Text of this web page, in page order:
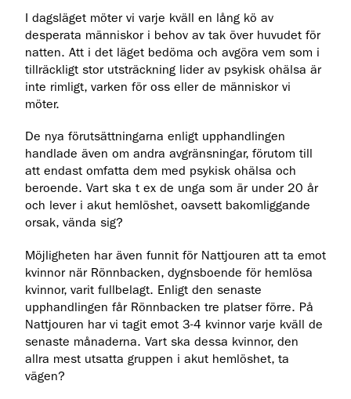
I dagsläget möter vi varje kväll en lång kö av
desperata människor i behov av tak över huvudet för
natten. Att i det läget bedöma och avgöra vem som i
tillräckligt stor utsträckning lider av psykisk ohälsa är
inte rimligt, varken för oss eller de människor vi
möter.
De nya förutsättningarna enligt upphandlingen
handlade även om andra avgränsningar, förutom till
att endast omfatta dem med psykisk ohälsa och
beroende. Vart ska t ex de unga som är under 20 år
och lever i akut hemlöshet, oavsett bakomliggande
orsak, vända sig?
Möjligheten har även funnit för Nattjouren att ta emot
kvinnor när Rönnbacken, dygnsboende för hemlösa
kvinnor, varit fullbelagt. Enligt den senaste
upphandlingen får Rönnbacken tre platser förre. På
Nattjouren har vi tagit emot 3-4 kvinnor varje kväll de
senaste månaderna. Vart ska dessa kvinnor, den
allra mest utsatta gruppen i akut hemlöshet, ta
vägen?